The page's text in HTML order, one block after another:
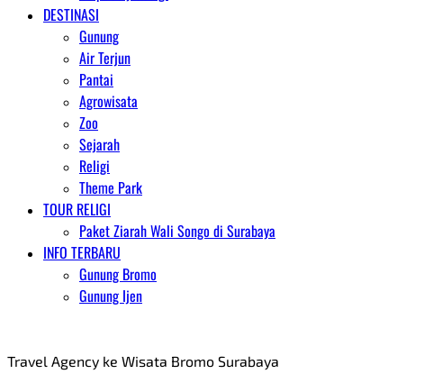
DESTINASI
Gunung
Air Terjun
Pantai
Agrowisata
Zoo
Sejarah
Religi
Theme Park
TOUR RELIGI
Paket Ziarah Wali Songo di Surabaya
INFO TERBARU
Gunung Bromo
Gunung Ijen
Travel Agency ke Wisata Bromo Surabaya